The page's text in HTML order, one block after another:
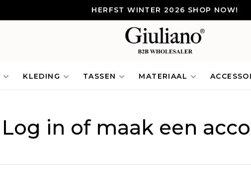
HERFST WINTER 2026 SHOP NOW!
KLEDING TASSEN MATERIAAL
Log in of maak een